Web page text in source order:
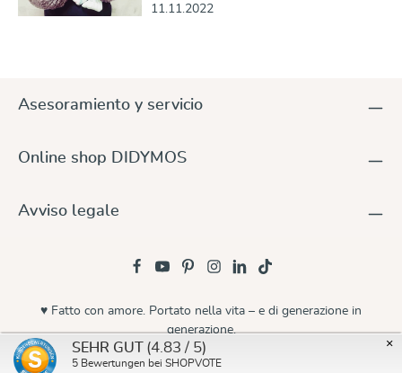
11.11.2022
Asesoramiento y servicio
Online shop DIDYMOS
Avviso legale
© 2026 Didymos
♥ Fatto con amore. Portato nella vita – e di generazione in
generazione.
×
SEHR GUT (4.83 / 5)
5 Bewertungen bei SHOPVOTE